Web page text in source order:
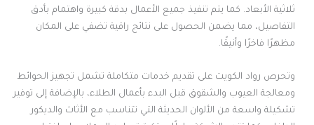
ثلاثية الأبعاد. كما يتم تنفيذ جميع الأعمال بدقة كبيرة واهتمام بأدق
التفاصيل، مما يضمن الحصول على نتائج راقية تضفي على المكان
مظهرًا فاخرًا وأنيقًا.
وتحرص رواد الكويت على تقديم خدمات متكاملة تشمل تجهيز الحوائط
ومعالجة العيوب والشقوق قبل البدء بأعمال الطلاء، بالإضافة إلى توفير
تشكيلة واسعة من الألوان الحديثة التي تتناسب مع الأثاث والديكور